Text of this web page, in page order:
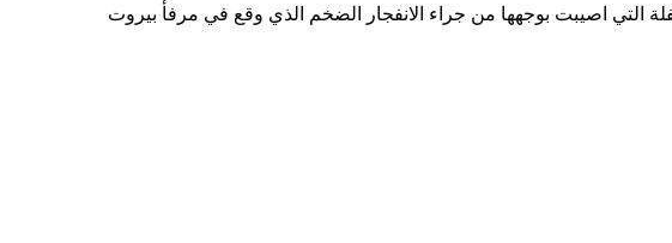
التي اصيبت بوجهها من جراء الانفجار الضخم الذي وقع في مرفأ بيروت